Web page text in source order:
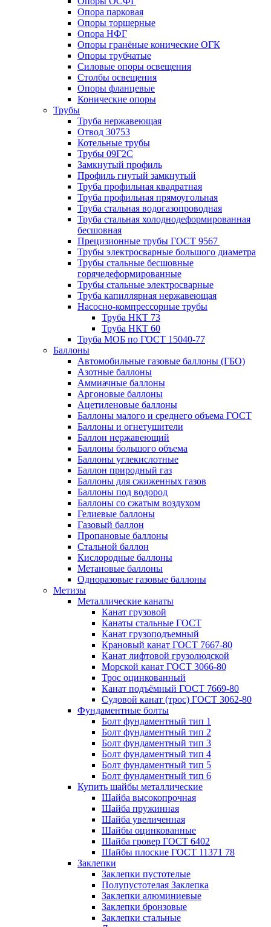
Опора парковая
Опоры торшерные
Опора НФГ
Опоры гранёные конические ОГК
Опоры трубчатые
Силовые опоры освещения
Столбы освещения
Опоры фланцевые
Конические опоры
Трубы
Труба нержавеющая
Отвод 30753
Котельные трубы
Трубы 09Г2С
Замкнутый профиль
Профиль гнутый замкнутый
Труба профильная квадратная
Труба профильная прямоугольная
Труба стальная водогазопроводная
Труба стальная холоднодеформированная
бесшовная
Прецизионные трубы ГОСТ 9567
Трубы электросварные большого диаметра
Трубы стальные бесшовные
горячедеформированные
Трубы стальные электросварные
Труба капиллярная нержавеющая
Насосно-компрессорные трубы
Труба НКТ 73
Труба НКТ 60
Труба МОБ по ГОСТ 15040-77
Баллоны
Автомобильные газовые баллоны (ГБО)
Азотные баллоны
Аммиачные баллоны
Аргоновые баллоны
Ацетиленовые баллоны
Баллоны малого и среднего объема ГОСТ
Баллоны и огнетушители
Баллон нержавеющий
Баллоны большого объема
Баллоны углекислотные
Баллон природный газ
Баллоны для сжиженных газов
Баллоны под водород
Баллоны со сжатым воздухом
Гелиевые баллоны
Газовый баллон
Пропановые баллоны
Стальной баллон
Кислородные баллоны
Метановые баллоны
Одноразовые газовые баллоны
Метизы
Металлические канаты
Канат грузовой
Канаты стальные ГОСТ
Канат грузоподъемный
Крановый канат ГОСТ 7667-80
Канат лифтовой грузолюдской
Морской канат ГОСТ 3066-80
Трос оцинкованный
Канат подъёмный ГОСТ 7669-80
Судовой канат (трос) ГОСТ 3062-80
Фундаментные болты
Болт фундаментный тип 1
Болт фундаментный тип 2
Болт фундаментный тип 3
Болт фундаментный тип 4
Болт фундаментный тип 5
Болт фундаментный тип 6
Купить шайбы металлические
Шайба высокопрочная
Шайба пружинная
Шайба увеличенная
Шайбы оцинкованные
Шайба гровер ГОСТ 6402
Шайбы плоские ГОСТ 11371 78
Заклепки
Заклепки пустотелые
Полупустотелая Заклепка
Заклепки алюминиевые
Заклепки бронзовые
Заклепки стальные